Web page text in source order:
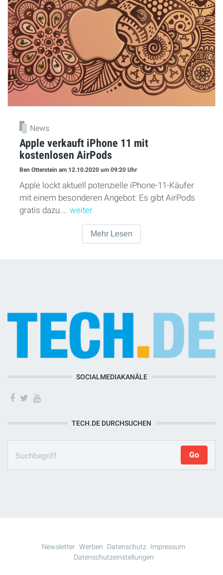
News
Apple verkauft iPhone 11 mit
kostenlosen AirPods
Ben Otterstein am 12.10.2020 um 09:20 Uhr
Apple lockt aktuell potenzielle iPhone-11-Käufer
mit einem besonderen Angebot: Es gibt AirPods
gratis dazu.... weiter
Mehr Lesen
SOCIALMEDIAKANÄLE
TECH.DE DURCHSUCHEN
Newsletter Werben Datenschutz
Impressum
Datenschutzeinstellungen